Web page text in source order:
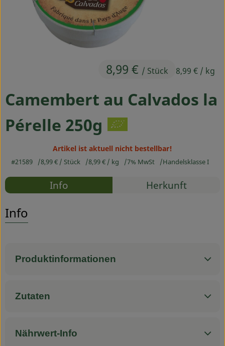
Ökokisten
Obst & Gemüse
Haltbares
Getränke
So geht's
Blog & Aktuelles
Camembert au Calvados la
Pérelle 250g
8,99 € / Stück 8,99 € / kg
Artikel ist aktuell nicht bestellbar!
#21589 8,99 € / Stück 8,99 € / kg 7% MwSt Handelsklasse I
Rezepte
Info Herkunft
Info
Produktinformationen
Zutaten
Nährwert-Info